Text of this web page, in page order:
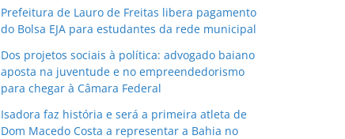
Prefeitura de Lauro de Freitas libera pagamento
do Bolsa EJA para estudantes da rede municipal
Dos projetos sociais à política: advogado baiano
aposta na juventude e no empreendedorismo
para chegar à Câmara Federal
Isadora faz história e será a primeira atleta de
Dom Macedo Costa a representar a Bahia no